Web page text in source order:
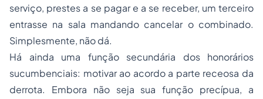
serviço, prestes a se pagar e a se receber, um terceiro
entrasse na sala mandando cancelar o combinado.
Simplesmente, não dá.
Há ainda uma função secundária dos honorários
sucumbenciais: motivar ao acordo a parte receosa da
derrota. Embora não seja sua função precípua, a